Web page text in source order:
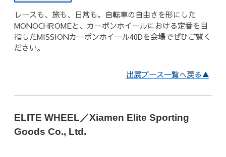
レースも、旅も、日常も。自転車の自由さを形にした
MONOCHROMEと、カーボンホイールにおける定番を目
指したMISSIONカーボンホイール40Dを会場でぜひご覧く
ださい。
出展ブース一覧へ戻る▲
ELITE WHEEL／Xiamen Elite Sporting
Goods Co., Ltd.